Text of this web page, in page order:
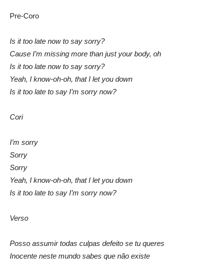
Pre-Coro
Is it too late now to say sorry?
Cause I’m missing more than just your body, oh
Is it too late now to say sorry?
Yeah, I know-oh-oh, that I let you down
Is it too late to say I’m sorry now?
Cori
I’m sorry
Sorry
Sorry
Yeah, I know-oh-oh, that I let you down
Is it too late to say I’m sorry now?
Verso
Posso assumir todas culpas defeito se tu queres
Inocente neste mundo sabes que não existe